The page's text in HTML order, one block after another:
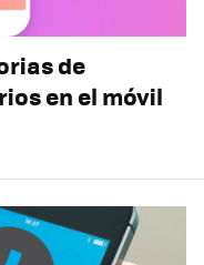
de
en el móvil